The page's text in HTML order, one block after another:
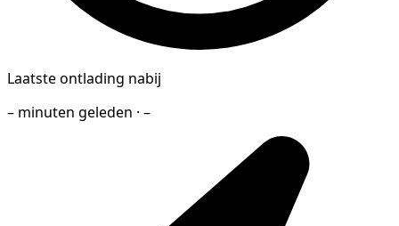
Laatste ontlading nabij
– minuten geleden · –